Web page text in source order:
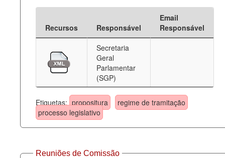
Recursos Responsável
Email
Responsável
Secretaria
Geral
Parlamentar
(SGP)
Etiquetas: propositura
regime de tramitação
processo legislativo
Reuniões de Comissão